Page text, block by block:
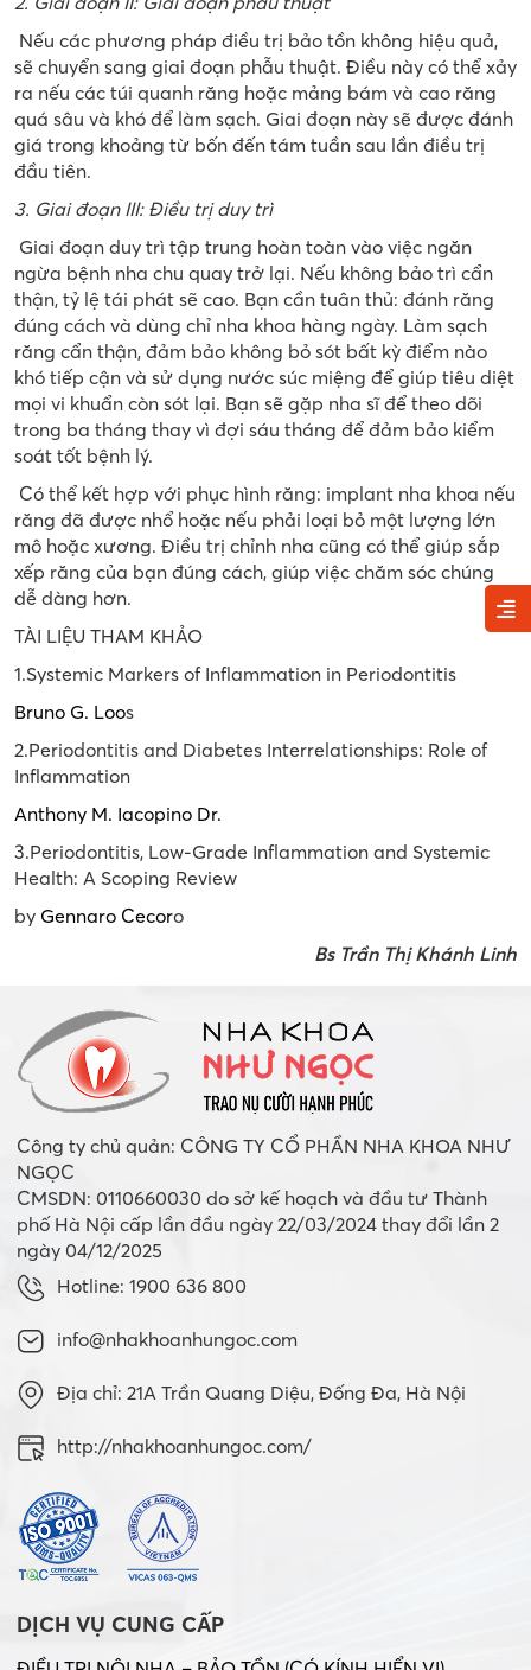
Nếu các phương pháp điều trị bảo tồn không hiệu quả,
sẽ chuyển sang giai đoạn phẫu thuật. Điều này có thể xảy
ra nếu các túi quanh răng hoặc mảng bám và cao răng
quá sâu và khó để làm sạch. Giai đoạn này sẽ được đánh
giá trong khoảng từ bốn đến tám tuần sau lần điều trị
đầu tiên.
3. Giai đoạn III: Điều trị duy trì
Giai đoạn duy trì tập trung hoàn toàn vào việc ngăn
ngừa bệnh nha chu quay trở lại. Nếu không bảo trì cẩn
thận, tỷ lệ tái phát sẽ cao. Bạn cần tuân thủ: đánh răng
đúng cách và dùng chỉ nha khoa hàng ngày. Làm sạch
răng cẩn thận, đảm bảo không bỏ sót bất kỳ điểm nào
khó tiếp cận và sử dụng nước súc miệng để giúp tiêu diệt
mọi vi khuẩn còn sót lại. Bạn sẽ gặp nha sĩ để theo dõi
trong ba tháng thay vì đợi sáu tháng để đảm bảo kiểm
soát tốt bệnh lý.
Có thể kết hợp với phục hình răng: implant nha khoa nếu
răng đã được nhổ hoặc nếu phải loại bỏ một lượng lớn
mô hoặc xương. Điều trị chỉnh nha cũng có thể giúp sắp
xếp răng của bạn đúng cách, giúp việc chăm sóc chúng
dễ dàng hơn.
TÀI LIỆU THAM KHẢO
1.Systemic Markers of Inflammation in Periodontitis
Bruno G. Loos
2.Periodontitis and Diabetes Interrelationships: Role of
Inflammation
Anthony M. Iacopino Dr.
3.Periodontitis, Low-Grade Inflammation and Systemic
Health: A Scoping Review
by Gennaro Cecoro
Bs Trần Thị Khánh Linh
Công ty chủ quản: CÔNG TY CỔ PHẦN NHA KHOA NHƯ
NGỌC
CMSDN: 0110660030 do sở kế hoạch và đầu tư Thành
phố Hà Nội cấp lần đầu ngày 22/03/2024 thay đổi lần 2
ngày 04/12/2025
Hotline: 1900 636 800
info@nhakhoanhungoc.com
Địa chỉ: 21A Trần Quang Diệu, Đống Đa, Hà Nội
http://nhakhoanhungoc.com/
DỊCH VỤ CUNG CẤP